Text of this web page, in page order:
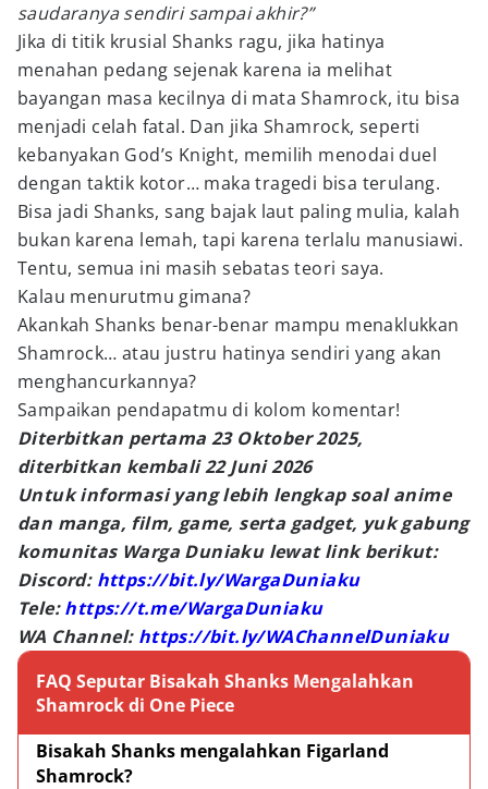
saudaranya sendiri sampai akhir?”
Jika di titik krusial Shanks ragu, jika hatinya
menahan pedang sejenak karena ia melihat
bayangan masa kecilnya di mata Shamrock, itu bisa
menjadi celah fatal. Dan jika Shamrock, seperti
kebanyakan God’s Knight, memilih menodai duel
dengan taktik kotor… maka tragedi bisa terulang.
Bisa jadi Shanks, sang bajak laut paling mulia, kalah
bukan karena lemah, tapi karena terlalu manusiawi.
Tentu, semua ini masih sebatas teori saya.
Kalau menurutmu gimana?
Akankah Shanks benar-benar mampu menaklukkan
Shamrock… atau justru hatinya sendiri yang akan
menghancurkannya?
Sampaikan pendapatmu di kolom komentar!
Diterbitkan pertama 23 Oktober 2025,
diterbitkan kembali 22 Juni 2026
Untuk informasi yang lebih lengkap soal anime
dan manga, film, game, serta gadget, yuk gabung
komunitas Warga Duniaku lewat link berikut:
Discord: https://bit.ly/WargaDuniaku
Tele:https://t.me/WargaDuniaku
WA Channel: https://bit.ly/WAChannelDuniaku
FAQ Seputar Bisakah Shanks Mengalahkan
Shamrock di One Piece
Bisakah Shanks mengalahkan Figarland
Shamrock?